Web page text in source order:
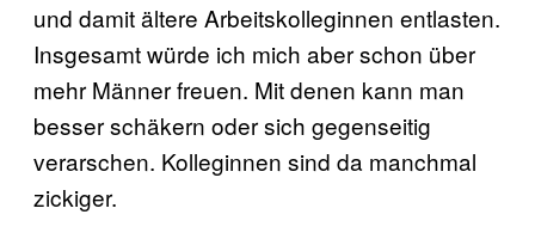
und damit ältere Arbeitskolleginnen entlasten.
Insgesamt würde ich mich aber schon über
mehr Männer freuen. Mit denen kann man
besser schäkern oder sich gegenseitig
verarschen. Kolleginnen sind da manchmal
zickiger.